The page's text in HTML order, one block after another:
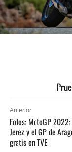
Anterior
Fotos: MotoGP 2022:
Jerez y el GP de
gratis en TVE